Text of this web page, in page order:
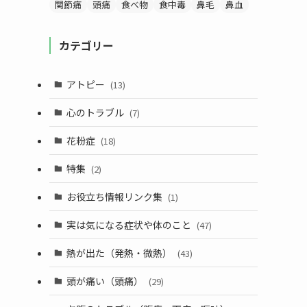
関節痛
頭痛 食べ物 食中毒 鼻毛 鼻血
カテゴリー
アトピー (13)
心のトラブル (7)
花粉症 (18)
特集 (2)
お役立ち情報リンク集 (1)
実は気になる症状や体のこと (47)
熱が出た（発熱・微熱） (43)
頭が痛い（頭痛） (29)